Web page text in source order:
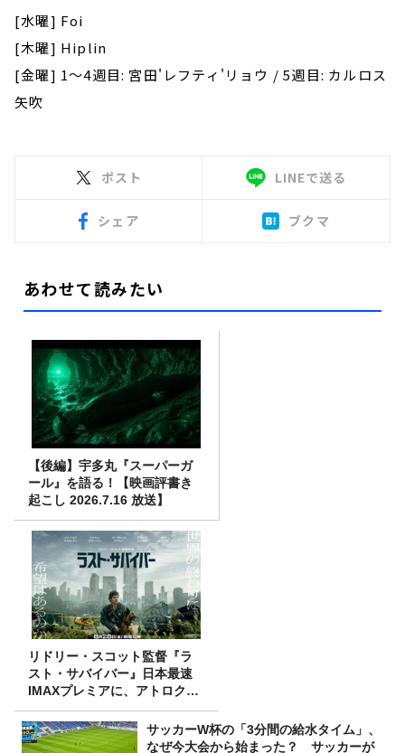
[水曜] Foi
[木曜] Hiplin
[金曜] 1～4週目: 宮田'レフティ'リョウ / 5週目: カルロス
矢吹
ポスト LINEで送る
シェア ブクマ
あわせて読みたい
【後編】宇多丸『スーパーガ
ール』を語る！【映画評書き
起こし 2026.7.16 放送】
リドリー・スコット監督『ラ
スト・サバイバー』日本最速
IMAXプレミアに、アトロクリ
スナー60名をご招待！
サッカーW杯の「3分間の給水タイム」、
なぜ今大会から始まった？ サッカーが